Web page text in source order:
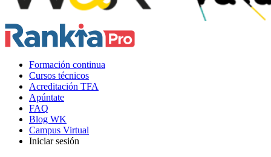
Formación continua
Cursos técnicos
Acreditación TFA
Apúntate
FAQ
Blog WK
Campus Virtual
Iniciar sesión